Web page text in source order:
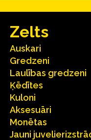
Zelts
Auskari
Gredzeni
Laulības gredzeni
Ķēdītes
Kuloni
Aksesuāri
Monētas
Jauni